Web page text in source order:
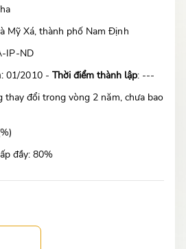
Mỹ Xá, thành phố Nam Định
IP-ND
01/2010 - Thời điểm thành lập: ---
thay đổi trong vòng 2 năm, chưa bao
đầy: 80%